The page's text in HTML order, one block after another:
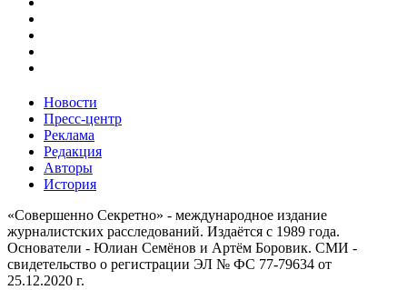
Новости
Пресс-центр
Реклама
Редакция
Авторы
История
«Совершенно Секретно» - международное издание
журналистских расследований. Издаётся с 1989 года.
Основатели - Юлиан Семёнов и Артём Боровик. CМИ -
свидетельство о регистрации ЭЛ № ФС 77-79634 от
25.12.2020 г.